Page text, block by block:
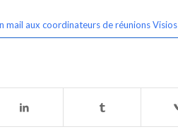
mail aux coordinateurs de réunions Visios